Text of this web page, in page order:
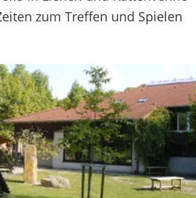
zum Treffen und Spielen